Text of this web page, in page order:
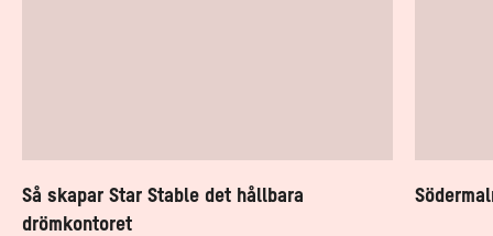
Så skapar Star Stable det hållbara
drömkontoret